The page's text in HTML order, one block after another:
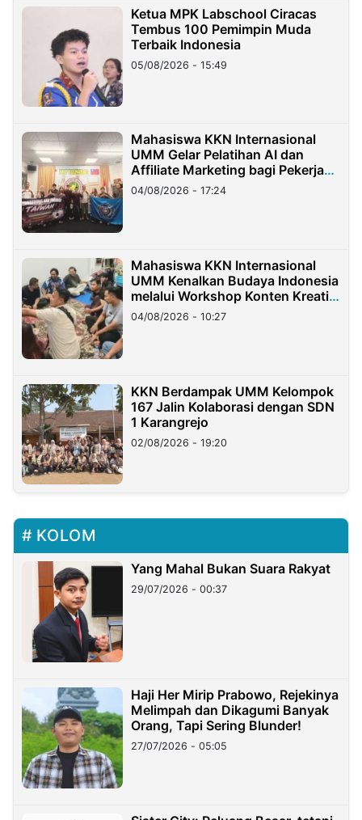
Ketua MPK Labschool Ciracas
Tembus 100 Pemimpin Muda
Terbaik Indonesia
05/08/2026 - 15:49
Mahasiswa KKN Internasional
UMM Gelar Pelatihan AI dan
Affiliate Marketing bagi Pekerja
Migran Indonesia di Taiwan
04/08/2026 - 17:24
Mahasiswa KKN Internasional
UMM Kenalkan Budaya Indonesia
melalui Workshop Konten Kreatif
di Taiwan
04/08/2026 - 10:27
KKN Berdampak UMM Kelompok
167 Jalin Kolaborasi dengan SDN
1 Karangrejo
02/08/2026 - 19:20
KOLOM
Yang Mahal Bukan Suara Rakyat
29/07/2026 - 00:37
Haji Her Mirip Prabowo, Rejekinya
Melimpah dan Dikagumi Banyak
Orang, Tapi Sering Blunder!
27/07/2026 - 05:05